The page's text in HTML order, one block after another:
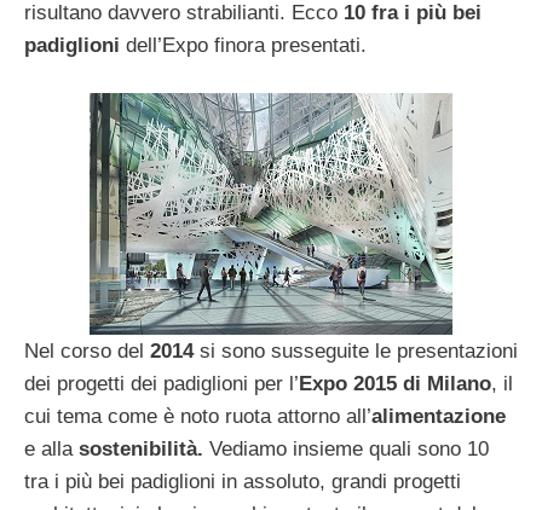
risultano davvero strabilianti. Ecco 10 fra i più bei
padiglioni dell’Expo finora presentati.
Nel corso del 2014si sono susseguite le presentazioni
dei progetti dei padiglioni per l’Expo 2015 di Milano, il
cui tema come è noto ruota attorno all’alimentazione
e alla sostenibilità. Vediamo insieme quali sono 10
tra i più bei padiglioni in assoluto, grandi progetti